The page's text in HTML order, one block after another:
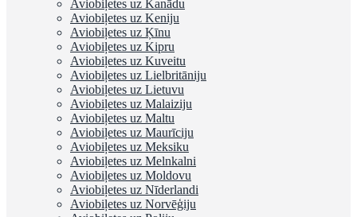
Aviobiļetes uz Kanādu
Aviobiļetes uz Keniju
Aviobiļetes uz Ķīnu
Aviobiļetes uz Kipru
Aviobiļetes uz Kuveitu
Aviobiļetes uz Lielbritāniju
Aviobiļetes uz Lietuvu
Aviobiļetes uz Malaiziju
Aviobiļetes uz Maltu
Aviobiļetes uz Maurīciju
Aviobiļetes uz Meksiku
Aviobiļetes uz Melnkalni
Aviobiļetes uz Moldovu
Aviobiļetes uz Nīderlandi
Aviobiļetes uz Norvēģiju